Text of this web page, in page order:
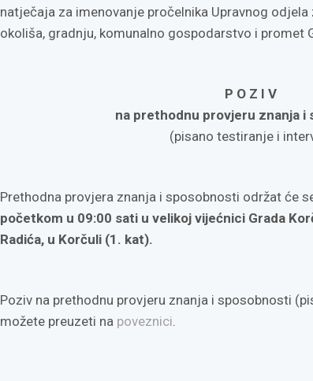
natječaja za imenovanje pročelnika Upravnog
okoliša, gradnju, komunalno gospodarstvo i promet
P O Z I V
na prethodnu provjeru znanja i
(pisano testiranje i
Prethodna provjera znanja i sposobnosti održat će
početkom u 09:00 sati u velikoj vijećnici Grada
Radića, u Korčuli (1. kat).
Poziv na prethodnu provjeru znanja i sposobnosti
možete preuzeti na poveznici.